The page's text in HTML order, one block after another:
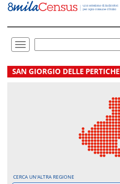
Vai
direttamente
Toggle
navigation
.
SAN GIORGIO DELLE PERTICHE
CERCA UN'ALTRA REGIONE